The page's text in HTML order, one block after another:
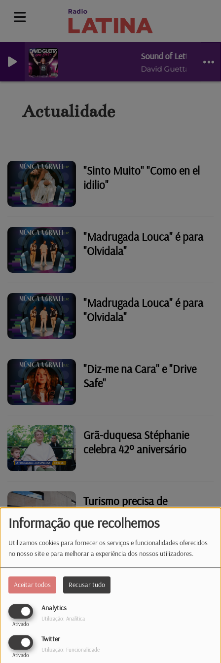
Informação que recolhemos
Utilizamos cookies para fornecer os serviços e funcionalidades oferecidos
no nosso site e para melhorar a experiência dos nossos utilizadores.
Aceitar todos Recusar tudo
Analytics
Ativado
Utilização: Analítica
Twitter
Ativado
Utilização: Funcionalidade
Sound of Letting Go
David Guetta
Actualidade
"Sinto Muito" "Como en el
idilio"
"Madrugada Louca" é para
"Olvidala"
"Madrugada Louca" é para
"Olvidala"
"Diz-me na Cara" e "Drive
Safe"
Grã-duquesa Stéphanie
celebra 42º aniversário
Turismo precisa de
estudantes para trabalhos
de verão
Dois portugueses a cumprir
prisão perpétua no
Luxemburgo
relembra problema da